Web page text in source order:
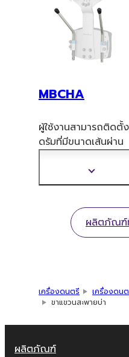
MBCHA
ผู้ใช้งานสามารถติดตั้
ดรัมที่มีขนาดเส้นผ่าน
ในตำแหน่งสูงโดยใช้ขา
แขวนสะพายบ่าตำแห
จำหน่ายต่างหาก
แสดง
ข้อมูล
ผลิตภัณฑ์
เครื่องดนตรี เครื่องดน
ขาแขวนสะพายบ่า
ผลิตภัณฑ์